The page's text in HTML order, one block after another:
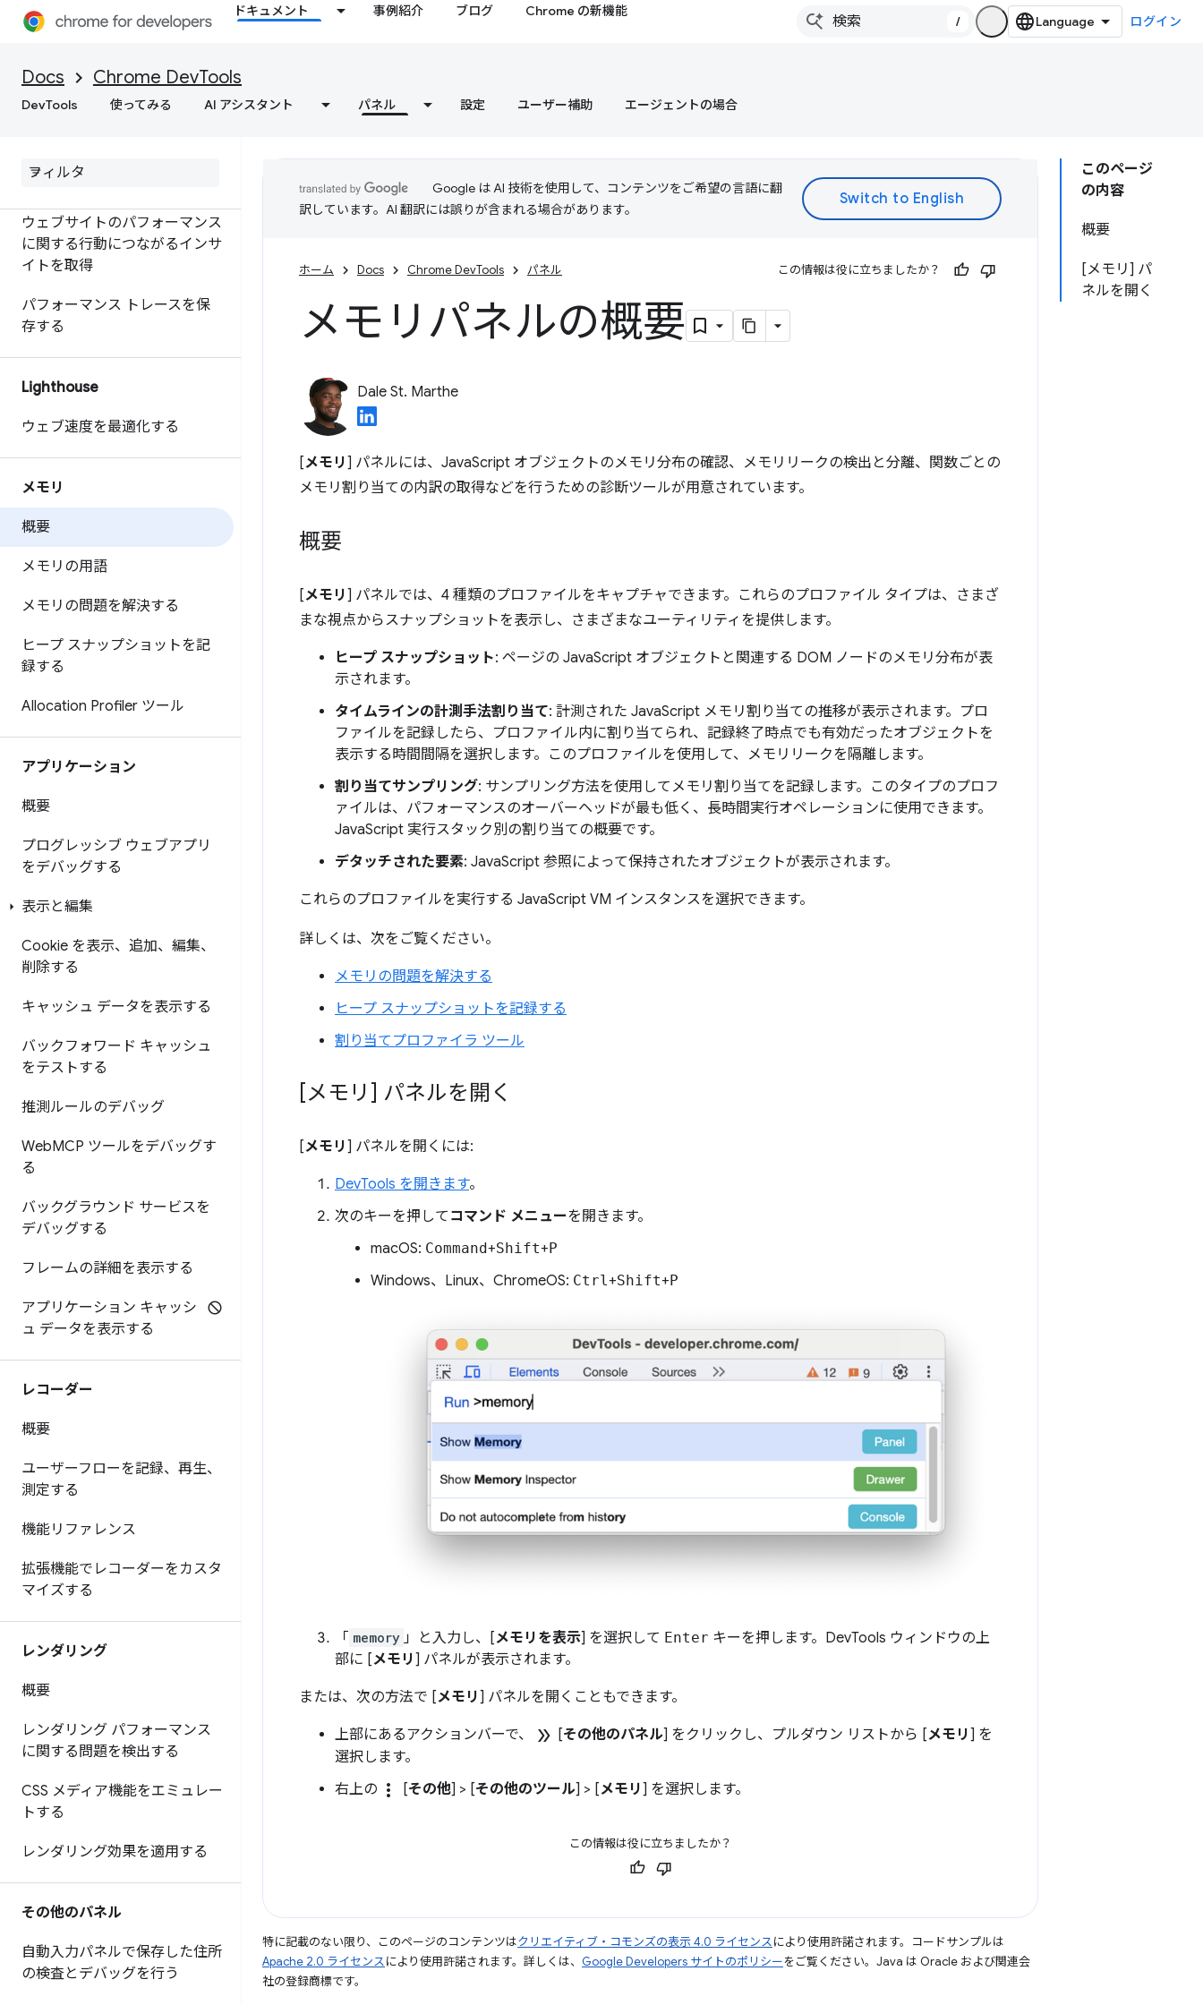
ドキュメント 事例紹介 ブログ Chrome の新機能
/ ログイン
Docs Chrome DevTools
DevTools 使ってみる AI アシスタント パネル 設定 ユーザー補助 エージェントの場合
CSS セレクタのパフォーマンス
Node.js パフォーマンスのプロ
ファイリング
フォーマンス データをカスタ
マイズする
ウェブサイトのパフォーマンス
に関する行動につながるインサ
イトを取得
パフォーマンス トレースを保
存する
Lighthouse
ウェブ速度を最適化する
メモリ
概要
メモリの用語
メモリの問題を解決する
ヒープ スナップショットを記
録する
Allocation Profiler ツール
アプリケーション
概要
プログレッシブ ウェブアプリ
をデバッグする
表示と編集
Cookie を表示、追加、編集、
削除する
キャッシュ データを表示する
バックフォワード キャッシュ
をテストする
推測ルールのデバッグ
WebMCP ツールをデバッグす
る
バックグラウンド サービスを
デバッグする
フレームの詳細を表示する
アプリケーション キャッシ
ュ データを表示する
レコーダー
概要
ユーザーフローを記録、再生、
測定する
機能リファレンス
拡張機能でレコーダーをカスタ
マイズする
レンダリング
概要
レンダリング パフォーマンス
に関する問題を検出する
CSS メディア機能をエミュレー
トする
レンダリング効果を適用する
その他のパネル
自動入力パネルで保存した住所
の検査とデバッグを行う
このページ
の内容
概要
[メモリ] パ
ネルを開く
Google は AI 技術を使用して、コンテンツをご希望の言語に翻
訳しています。AI 翻訳には誤りが含まれる場合があります。
ホーム Docs Chrome DevTools パネル この情報は役に立ちましたか？
メモリパネルの概要
Dale St. Marthe
[メモリ ] パネルには、JavaScript オブジェクトのメモリ分布の確認、メモリリークの検出と分離、関数ごとの
メモリ割り当ての内訳の取得などを行うための診断ツールが用意されています。
概要
[メモリ ] パネルでは、4 種類のプロファイルをキャプチャできます。これらのプロファイル タイプは、さまざ
まな視点からスナップショットを表示し、さまざまなユーティリティを提供します。
ヒープ スナップショット: ページの JavaScript オブジェクトと関連する DOM ノードのメモリ分布が表
示されます。
タイムラインの計測手法割り当て: 計測された JavaScript メモリ割り当ての推移が表示されます。プロ
ファイルを記録したら、プロファイル内に割り当てられ、記録終了時点でも有効だったオブジェクトを
表示する時間間隔を選択します。このプロファイルを使用して、メモリリークを隔離します。
割り当てサンプリング: サンプリング方法を使用してメモリ割り当てを記録します。このタイプのプロフ
ァイルは、パフォーマンスのオーバーヘッドが最も低く、長時間実行オペレーションに使用できます。
JavaScript 実行スタック別の割り当ての概要です。
デタッチされた要素: JavaScript 参照によって保持されたオブジェクトが表示されます。
これらのプロファイルを実行する JavaScript VM インスタンスを選択できます。
詳しくは、次をご覧ください。
メモリの問題を解決する
ヒープ スナップショットを記録する
割り当てプロファイラ ツール
[メモリ] パネルを開く
[メモリ ] パネルを開くには:
DevTools を開きます。
次のキーを押して コマンド メニューを開きます。
macOS: Command+Shift+P
Windows、Linux、ChromeOS: Ctrl+Shift+P
「 memory 」と入力し、[メモリを表示] を選択して Enter キーを押します。DevTools ウィンドウの上
部に [メモリ] パネルが表示されます。
または、次の方法で [メモリ] パネルを開くこともできます。
上部にあるアクションバーで、 double_arrow [その他のパネル] をクリックし、プルダウン リストから [メモリ] を
選択します。
右上の more_vert [その他] > [その他のツール] > [メモリ] を選択します。
この情報は役に立ちましたか？
特に記載のない限り、このページのコンテンツはクリエイティブ・コモンズの表示 4.0 ライセンスにより使用許諾されます。コードサンプルは
Apache 2.0 ライセンスにより使用許諾されます。詳しくは、 Google Developers サイトのポリシーをご覧ください。Java は Oracle および関連会
社の登録商標です。